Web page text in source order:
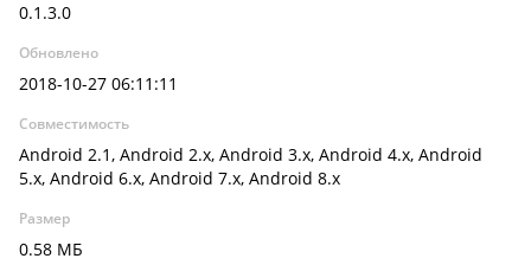
0.1.3.0
Обновлено
2018-10-27 06:11:11
Совместимость
Android 2.1, Android 2.x, Android 3.x, Android 4.x, Android
5.x, Android 6.x, Android 7.x, Android 8.x
Размер
0.58 МБ